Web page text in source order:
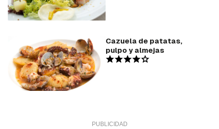
Cazuela de patatas,
pulpo y almejas